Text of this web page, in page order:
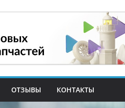
ОТЗЫВЫ КОНТАКТЫ